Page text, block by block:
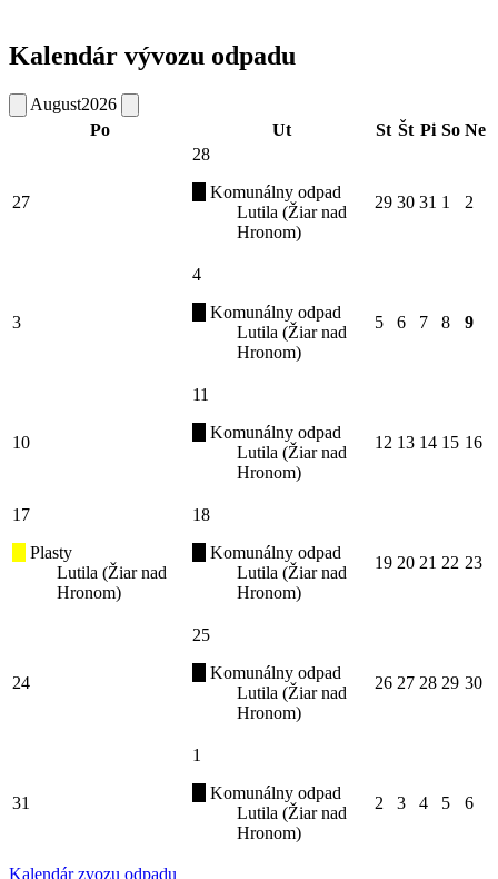
Kalendár vývozu odpadu
August2026
Po
Ut St Št Pi So Ne
27
28
Komunálny odpad
Lutila (Žiar nad
Hronom)
29 30 31 1 2
3
4
Komunálny odpad
Lutila (Žiar nad
Hronom)
5 6 7 8 9
10
11
Komunálny odpad
Lutila (Žiar nad
Hronom)
12 13 14 15 16
17
Plasty
Lutila (Žiar nad
Hronom)
18
Komunálny odpad
Lutila (Žiar nad
Hronom)
19 20 21 22 23
24
25
Komunálny odpad
Lutila (Žiar nad
Hronom)
26 27 28 29 30
31
1
Komunálny odpad
Lutila (Žiar nad
Hronom)
2 3 4 5 6
Kalendár zvozu odpadu